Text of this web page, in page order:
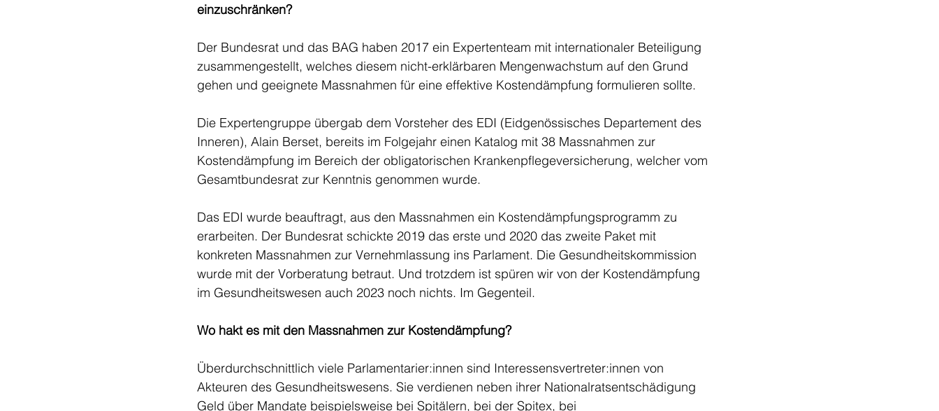
einzuschränken?
Der Bundesrat und das BAG haben 2017 ein Expertenteam mit internationaler Beteiligung
zusammengestellt, welches diesem nicht-erklärbaren Mengenwachstum auf den Grund
gehen und geeignete Massnahmen für eine effektive Kostendämpfung formulieren sollte.
Die Expertengruppe übergab dem Vorsteher des EDI (Eidgenössisches Departement des
Inneren), Alain Berset, bereits im Folgejahr einen Katalog mit 38 Massnahmen zur
Kostendämpfung im Bereich der obligatorischen Krankenpflegeversicherung, welcher vom
Gesamtbundesrat zur Kenntnis genommen wurde.
Das EDI wurde beauftragt, aus den Massnahmen ein Kostendämpfungsprogramm zu
erarbeiten. Der Bundesrat schickte 2019 das erste und 2020 das zweite Paket mit
konkreten Massnahmen zur Vernehmlassung ins Parlament. Die Gesundheitskommission
wurde mit der Vorberatung betraut. Und trotzdem ist spüren wir von der Kostendämpfung
im Gesundheitswesen auch 2023 noch nichts. Im Gegenteil.
Wo hakt es mit den Massnahmen zur Kostendämpfung?
Überdurchschnittlich viele Parlamentarier:innen sind Interessensvertreter:innen von
Akteuren des Gesundheitswesens. Sie verdienen neben ihrer Nationalratsentschädigung
Geld über Mandate beispielsweise bei Spitälern, bei der Spitex, bei